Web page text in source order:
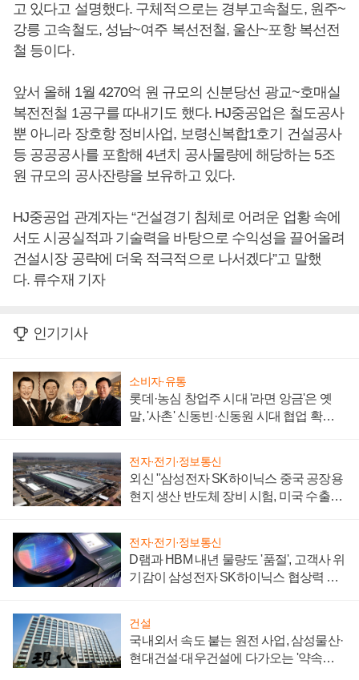
고 있다고 설명했다. 구체적으로는 경부고속철도, 원주~
강릉 고속철도, 성남~여주 복선전철, 울산~포항 복선전
철 등이다.
앞서 올해 1월 4270억 원 규모의 신분당선 광교~호매실
복전전철 1공구를 따내기도 했다. HJ중공업은 철도공사
뿐 아니라 장호항 정비사업, 보령신복합1호기 건설공사
등 공공공사를 포함해 4년치 공사물량에 해당하는 5조
원 규모의 공사잔량을 보유하고 있다.
HJ중공업 관계자는 “건설경기 침체로 어려운 업황 속에
서도 시공실적과 기술력을 바탕으로 수익성을 끌어올려
건설시장 공략에 더욱 적극적으로 나서겠다”고 말했
다. 류수재 기자
인기기사
소비자·유통
롯데·농심 창업주 시대 '라면 앙금'은 옛
말, '사촌' 신동빈·신동원 시대 협업 확대
전자·전기·정보통신
외신 "삼성전자 SK하이닉스 중국 공장용
현지 생산 반도체 장비 시험, 미국 수출통
전자·전기·정보통신
D램과 HBM 내년 물량도 '품절', 고객사 위
기감이 삼성전자 SK하이닉스 협상력 더
건설
국내외서 속도 붙는 원전 사업, 삼성물산·
현대건설·대우건설에 다가오는 '약속의